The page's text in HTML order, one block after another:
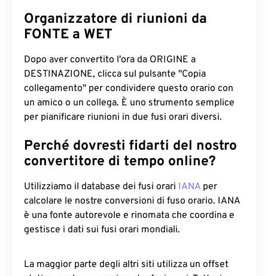
Organizzatore di riunioni da
FONTE a WET
Dopo aver convertito l'ora da ORIGINE a
DESTINAZIONE, clicca sul pulsante "Copia
collegamento" per condividere questo orario con
un amico o un collega. È uno strumento semplice
per pianificare riunioni in due fusi orari diversi.
Perché dovresti fidarti del nostro
convertitore di tempo online?
Utilizziamo il database dei fusi orari IANA per
calcolare le nostre conversioni di fuso orario. IANA
è una fonte autorevole e rinomata che coordina e
gestisce i dati sui fusi orari mondiali.
La maggior parte degli altri siti utilizza un offset